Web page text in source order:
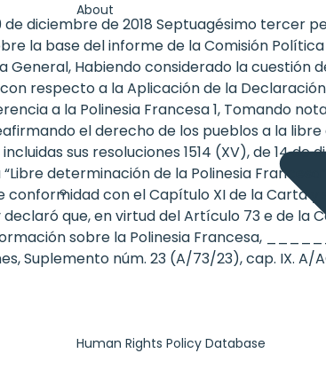
About
Human Rights Policy Database
de diciembre de 2018 Septuagésimo tercer
la base del informe de la Comisión
General, Habiendo considerado la
respecto a la Aplicación de la
a la Polinesia Francesa 1, Tomando
el derecho de los pueblos a la
sus resoluciones 1514 (XV), de 14 de
determinación de la Polinesia
con el Capítulo XI de la Carta y
que, en virtud del Artículo 73 e de la
sobre la Polinesia Francesa,
núm. 23 (A/73/23), cap. IX. A/